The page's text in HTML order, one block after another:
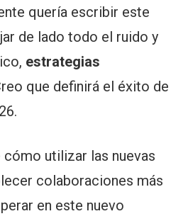
quería escribir este
de lado todo el ruido y
estrategias
que definirá el éxito de
cómo utilizar las nuevas
colaboraciones más
en este nuevo